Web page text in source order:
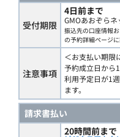
受付期限
4日前まで
GMOあおぞら
振込先の口座情報
の予約詳細ページ
注意事項
＜お支払い期限
予約成立日から
利用予定日が1
ます。
請求書払い
20時間前まで